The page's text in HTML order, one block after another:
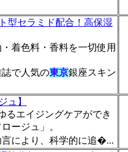
型セラミド配合！高保湿
着色料・香料を一切使用
で人気の東京銀座スキン
ュ】
るエイジングケアができ
ージュ」。
により、科学的に追�...